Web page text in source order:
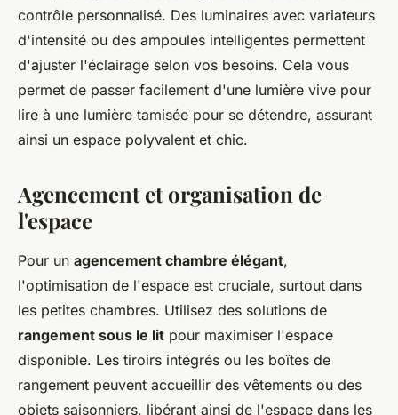
contrôle personnalisé. Des luminaires avec variateurs
d'intensité ou des ampoules intelligentes permettent
d'ajuster l'éclairage selon vos besoins. Cela vous
permet de passer facilement d'une lumière vive pour
lire à une lumière tamisée pour se détendre, assurant
ainsi un espace polyvalent et chic.
Agencement et organisation de
l'espace
Pour un agencement chambre élégant,
l'optimisation de l'espace est cruciale, surtout dans
les petites chambres. Utilisez des solutions de
rangement sous le lit pour maximiser l'espace
disponible. Les tiroirs intégrés ou les boîtes de
rangement peuvent accueillir des vêtements ou des
objets saisonniers, libérant ainsi de l'espace dans les